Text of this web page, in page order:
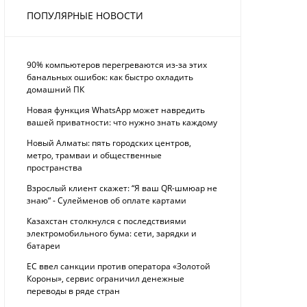
ПОПУЛЯРНЫЕ НОВОСТИ
90% компьютеров перегреваются из-за этих
банальных ошибок: как быстро охладить
домашний ПК
Новая функция WhatsApp может навредить
вашей приватности: что нужно знать каждому
Новый Алматы: пять городских центров,
метро, трамваи и общественные
пространства
Взрослый клиент скажет: “Я ваш QR-шмюар не
знаю“ - Сулейменов об оплате картами
Казахстан столкнулся с последствиями
электромобильного бума: сети, зарядки и
батареи
ЕС ввел санкции против оператора «Золотой
Короны», сервис ограничил денежные
переводы в ряде стран